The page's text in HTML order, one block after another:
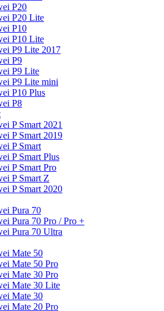
P20
P20 Lite
P10
P10 Lite
P9 Lite 2017
P9
P9 Lite
P9 Lite mini
P10 Plus
P8
P Smart 2021
P Smart 2019
P Smart
P Smart Plus
P Smart Pro
P Smart Z
P Smart 2020
Pura 70
Pura 70 Pro / Pro +
Pura 70 Ultra
Mate 50
Mate 50 Pro
Mate 30 Pro
Mate 30 Lite
Mate 30
Mate 20 Pro